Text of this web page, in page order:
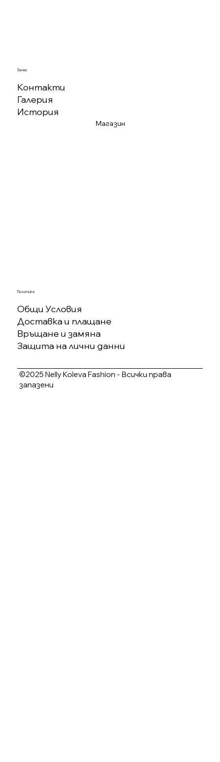
За нас
Контакти
Галерия
История
Магазин
Политика
Общи Условия
Доставка и плащане
Връщане и замяна
Защита на лични данни
©2025 Nelly Koleva Fashion - Всички права
запазени